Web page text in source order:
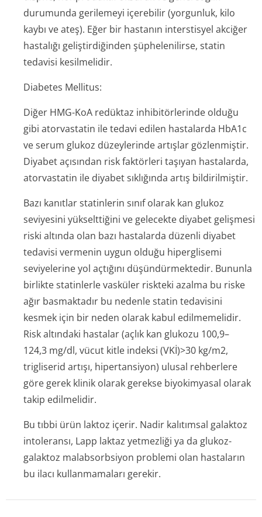
durumunda gerilemeyi içerebilir (yorgunluk, kilo
kaybı ve ateş). Eğer bir hastanın interstisyel akciğer
hastalığı geliştirdiğinden şüphelenilirse, statin
tedavisi kesilmelidir.
Diabetes Mellitus:
Diğer HMG-KoA redüktaz inhibitörlerinde olduğu
gibi atorvastatin ile tedavi edilen hastalarda HbA1c
ve serum glukoz düzeylerinde artışlar gözlenmiştir.
Diyabet açısından risk faktörleri taşıyan hastalarda,
atorvastatin ile diyabet sıklığında artış bildirilmiştir.
Bazı kanıtlar statinlerin sınıf olarak kan glukoz
seviyesini yükselttiğini ve gelecekte diyabet gelişmesi
riski altında olan bazı hastalarda düzenli diyabet
tedavisi vermenin uygun olduğu hiperglisemi
seviyelerine yol açtığını düşündürmektedir. Bununla
birlikte statinlerle vasküler riskteki azalma bu riske
ağır basmaktadır bu nedenle statin tedavisini
kesmek için bir neden olarak kabul edilmemelidir.
Risk altındaki hastalar (açlık kan glukozu 100,9–
124,3 mg/dl, vücut kitle indeksi (VKİ)>30 kg/m2,
trigliserid artışı, hipertansiyon) ulusal rehberlere
göre gerek klinik olarak gerekse biyokimyasal olarak
takip edilmelidir.
Bu tıbbi ürün laktoz içerir. Nadir kalıtımsal galaktoz
intoleransı, Lapp laktaz yetmezliği ya da glukoz-
galaktoz malabsorbsiyon problemi olan hastaların
bu ilacı kullanmamaları gerekir.